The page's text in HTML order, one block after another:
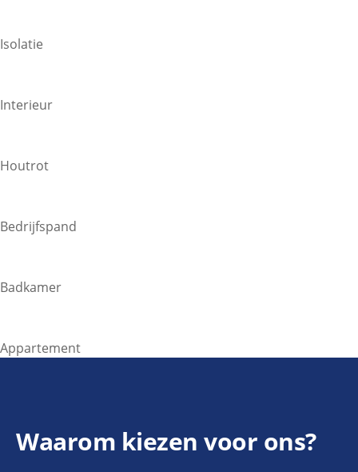
Isolatie
Interieur
Houtrot
Bedrijfspand
Badkamer
Appartement
Waarom kiezen voor ons?